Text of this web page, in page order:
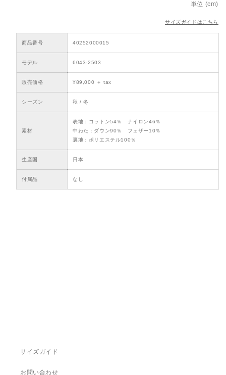
単位 (cm)
サイズガイドはこちら
商品番号 40252000015
モデル 6043-2503
販売価格 ¥89,000 ＋ tax
シーズン 秋 / 冬
素材
表地：コットン54％ ナイロン46％
中わた：ダウン90％ フェザー10％
裏地：ポリエステル100％
生産国 日本
付属品 なし
サイズガイド
お問い合わせ